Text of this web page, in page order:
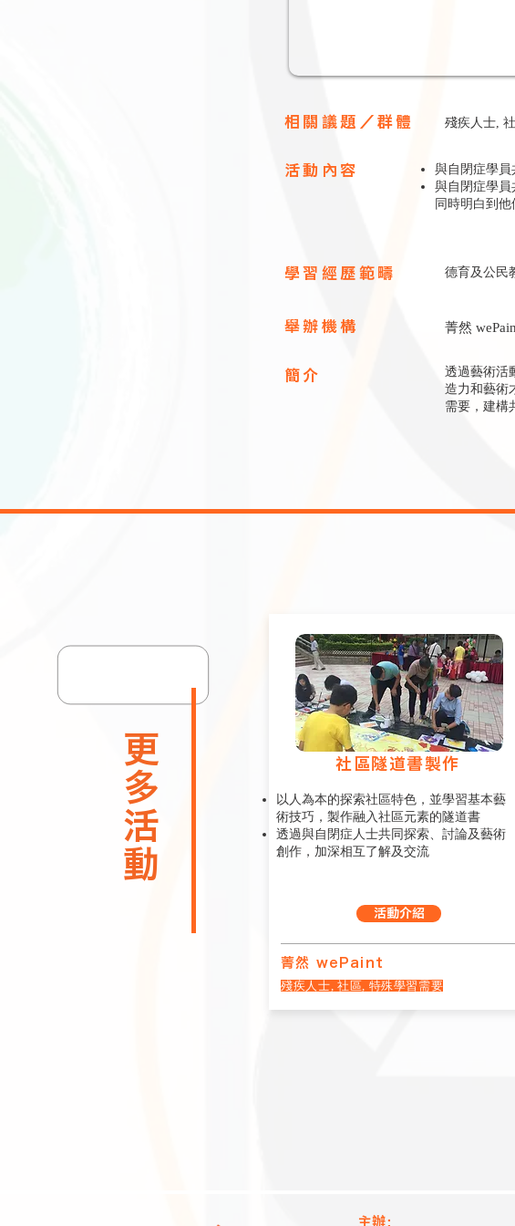
相關議題／群體 殘疾人士,
​活動內容
與自閉症學員
與自閉症學員
同時明白到
學習經歷範疇 德育及公民
菁然
舉辦機構
簡介
透過藝術活
造力和藝術
需要，建構
​更多活動 社區隧道書製作
以人為本的探索社區特色，並學習基本藝
術技巧，製作融入社區元素的隧道書
透過與自閉症人士共同探索、討論及藝術
創作，加深相互了解及交流
活動介紹
菁然 wePaint
殘疾人士, 社區, 特殊學習需要
主辦：